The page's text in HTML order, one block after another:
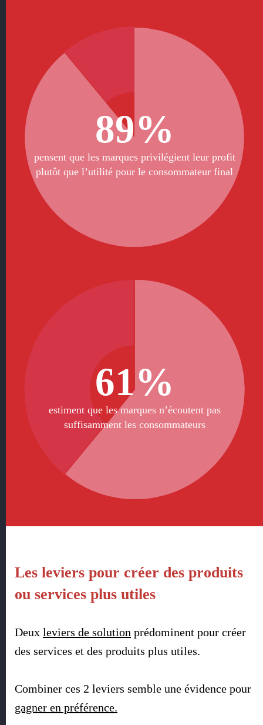
89%
pensent que les marques privilégient leur profit
plutôt que l’utilité pour le consommateur final
61%
estiment que les marques n’écoutent pas
suffisamment les consommateurs
Les leviers pour créer des produits
ou services plus utiles
Deux leviers de solution prédominent pour créer
des services et des produits plus utiles.
Combiner ces 2 leviers semble une évidence pour
gagner en préférence.